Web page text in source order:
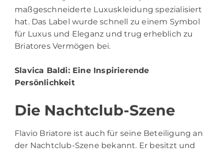
maßgeschneiderte Luxuskleidung spezialisiert
hat. Das Label wurde schnell zu einem Symbol
für Luxus und Eleganz und trug erheblich zu
Briatores Vermögen bei.
Slavica Baldi: Eine Inspirierende
Persönlichkeit
Die Nachtclub-Szene
Flavio Briatore ist auch für seine Beteiligung an
der Nachtclub-Szene bekannt. Er besitzt und